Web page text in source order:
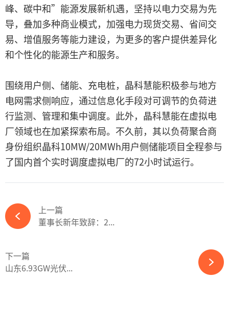
峰、碳中和”能源发展新机遇，坚持以电力交易为先
导，叠加多种商业模式，加强电力现货交易、省间交
易、增值服务等能力建设，为更多的客户提供差异化
和个性化的能源生产和服务。
围绕用户侧、储能、充电桩，晶科慧能积极参与地方
电网需求侧响应，通过信息化手段对可调节的负荷进
行监测、管理和集中调度。此外，晶科慧能在虚拟电
厂领域也在加紧探索布局。不久前，其以负荷聚合商
身份组织晶科10MW/20MWh用户侧储能项目全程参与
了国内首个实时调度虚拟电厂的72小时试运行。
上一篇
董事长新年致辞：2...
下一篇
山东6.93GW光伏...